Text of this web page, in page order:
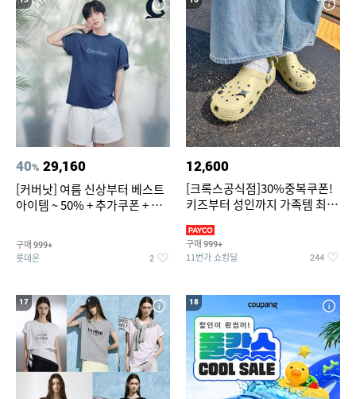
40% 29,160
[커버낫] 여름 신상부터 베스트
아이템 ~ 50% + 추가쿠폰 + 카
구매 999+
롯데온 2
12,600
[크록스공식점]30%중복쿠폰!
키즈부터 성인까지 가족템 최대
구매 999+
11번가 쇼킹딜 244
17 18